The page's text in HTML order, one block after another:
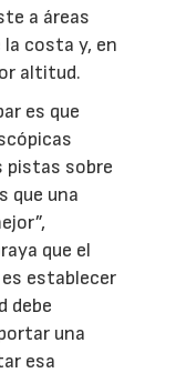
a áreas
costa y, en
altitud.
es que
pistas sobre
que una
que el
establecer
debe
una
esa